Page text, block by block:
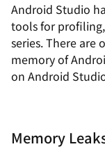
Android Studio
tools for
series. There are
memory of
on Android
Memory